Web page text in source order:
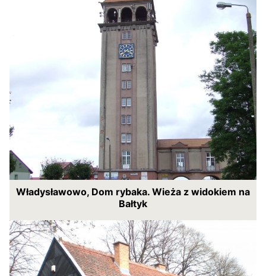
Władysławowo, Dom rybaka. Wieża z widokiem na
Bałtyk